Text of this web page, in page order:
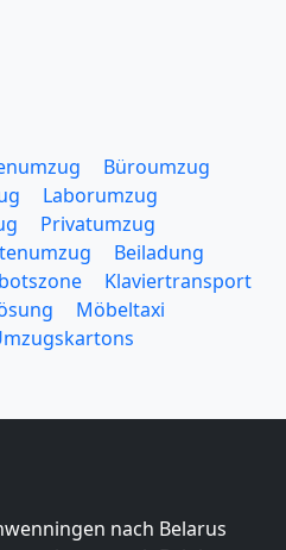
Büroumzug
Laborumzug
Privatumzug
Beiladung
Klaviertransport
Möbeltaxi
nach Belarus